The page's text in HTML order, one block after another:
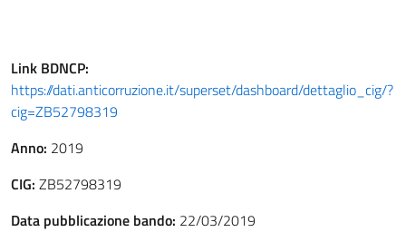
Link BDNCP:
https://dati.anticorruzione.it/superset/dashboard/dettaglio_cig/?
cig=ZB52798319
Anno: 2019
CIG: ZB52798319
Data pubblicazione bando: 22/03/2019